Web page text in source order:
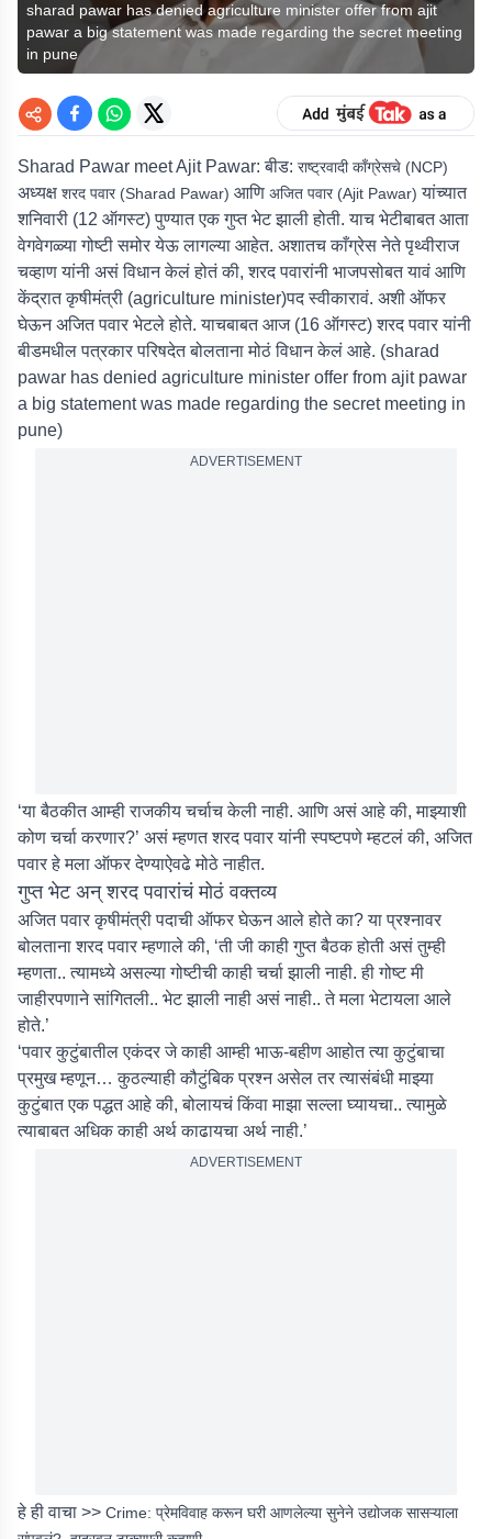
sharad pawar has denied agriculture minister offer from ajit
pawar a big statement was made regarding the secret meeting
in pune
Sharad Pawar meet Ajit Pawar: बीड: राष्ट्रवादी काँग्रेसचे (NCP)
अध्यक्ष शरद पवार (Sharad Pawar) आणि अजित पवार (Ajit Pawar) यांच्यात
शनिवारी (12 ऑगस्ट) पुण्यात एक गुप्त भेट झाली होती. याच भेटीबाबत आता
वेगवेगळ्या गोष्टी समोर येऊ लागल्या आहेत. अशातच काँग्रेस नेते पृथ्वीराज
चव्हाण यांनी असं विधान केलं होतं की, शरद पवारांनी भाजपसोबत यावं आणि
केंद्रात कृषीमंत्री (agriculture minister)पद स्वीकारावं. अशी ऑफर
घेऊन अजित पवार भेटले होते. याचबाबत आज (16 ऑगस्ट) शरद पवार यांनी
बीडमधील पत्रकार परिषदेत बोलताना मोठं विधान केलं आहे. (sharad
pawar has denied agriculture minister offer from ajit pawar
a big statement was made regarding the secret meeting in
pune)
ADVERTISEMENT
‘या बैठकीत आम्ही राजकीय चर्चाच केली नाही. आणि असं आहे की, माझ्याशी
कोण चर्चा करणार?’ असं म्हणत शरद पवार यांनी स्पष्टपणे म्हटलं की, अजित
पवार हे मला ऑफर देण्याऐवढे मोठे नाहीत.
गुप्त भेट अन् शरद पवारांचं मोठं वक्तव्य
अजित पवार कृषीमंत्री पदाची ऑफर घेऊन आले होते का? या प्रश्नावर
बोलताना शरद पवार म्हणाले की, ‘ती जी काही गुप्त बैठक होती असं तुम्ही
म्हणता.. त्यामध्ये असल्या गोष्टीची काही चर्चा झाली नाही. ही गोष्ट मी
जाहीरपणाने सांगितली.. भेट झाली नाही असं नाही.. ते मला भेटायला आले
होते.’
‘पवार कुटुंबातील एकंदर जे काही आम्ही भाऊ-बहीण आहोत त्या कुटुंबाचा
प्रमुख म्हणून… कुठल्याही कौटुंबिक प्रश्न असेल तर त्यासंबंधी माझ्या
कुटुंबात एक पद्धत आहे की, बोलायचं किंवा माझा सल्ला घ्यायचा.. त्यामुळे
त्याबाबत अधिक काही अर्थ काढायचा अर्थ नाही.’
ADVERTISEMENT
हे ही वाचा >> Crime: प्रेमविवाह करून घरी आणलेल्या सुनेने उद्योजक सासऱ्याला